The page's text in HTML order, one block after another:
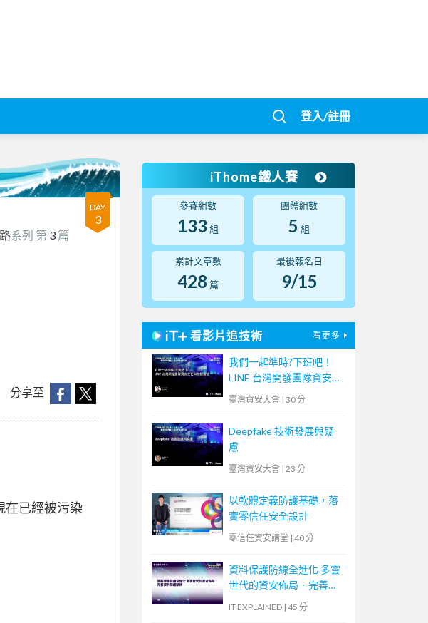
登入/註冊
DAY
3
系列 第 3 篇
分享至
在已經被污染
iThome鐵人賽
參賽組數
133 組
團體組數
5 組
累計文章數
428 篇
最後報名日
9/15
看影片追技術 看更多
我們一起準時?下班吧！
LINE 台灣開發團隊資安文
化與技能養成
臺灣資安大會 | 30 分
Deepfake 技術發展與疑
慮
臺灣資安大會 | 23 分
以軟體定義防護基礎，落
實零信任安全設計
零信任資安講堂 | 40 分
資料保護防線全進化 多雲
世代的資安佈局．完善資
IT EXPLAINED | 45 分